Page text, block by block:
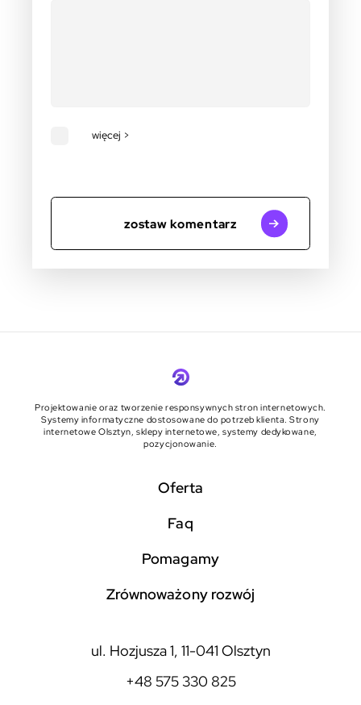
więcej >
zostaw komentarz
Projektowanie oraz tworzenie responsywnych stron internetowych.
Systemy informatyczne dostosowane do potrzeb klienta. Strony
internetowe Olsztyn, sklepy internetowe, systemy dedykowane,
pozycjonowanie.
Oferta
faq
pomagamy
zrównoważony rozwój
ul. Hozjusza 1, 11-041 Olsztyn
+48 575 330 825